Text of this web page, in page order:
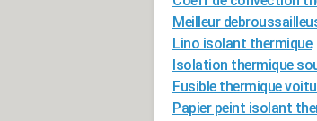
Meilleur
Lino isolant thermique
Isolation thermique
Fusible thermique
Papier peint isolant